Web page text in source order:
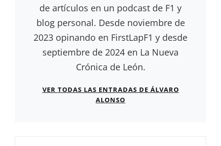
de artículos en un podcast de F1 y
blog personal. Desde noviembre de
2023 opinando en FirstLapF1 y desde
septiembre de 2024 en La Nueva
Crónica de León.
VER TODAS LAS ENTRADAS DE ÁLVARO
ALONSO